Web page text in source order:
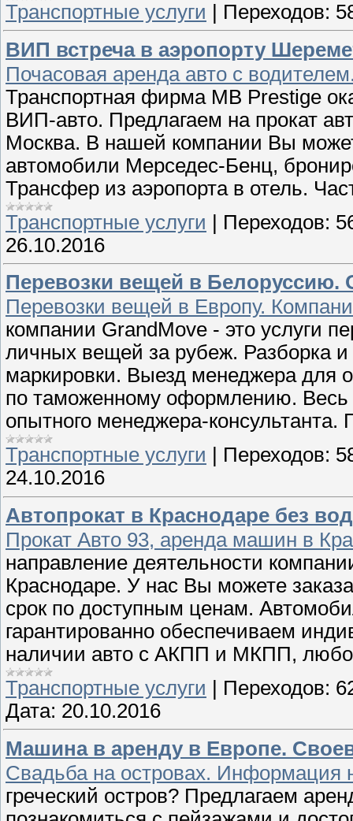
Транспортные услуги
Переходов:
ВИП встреча в аэропорту
Почасовая аренда авто с
Транспортная фирма MB Prestige
ВИП-авто. Предлагаем на прокат
Москва. В нашей компании Вы
автомобили Мерседес-Бенц,
Трансфер из аэропорта в отель.
Транспортные услуги | Переходов:
26.10.2016
Перевозки вещей в Белоруссию.
Перевозки вещей в Европу.
компании GrandMove - это услуги
личных вещей за рубеж. Разборка
маркировки. Выезд менеджера для
по таможенному оформлению. Весь
опытного менеджера-
Транспортные услуги
Переходов:
24.10.2016
Автопрокат в Краснодаре без
Прокат Авто 93, аренда машин в
направление деятельности
Краснодаре. У нас Вы можете
срок по доступным ценам.
гарантированно обеспечиваем
наличии авто с АКПП и МКПП,
Транспортные услуги
Переходов:
Дата: 20.10.2016
Машина в аренду в Европе.
Свадьба на островах. Информация
греческий остров? Предлагаем